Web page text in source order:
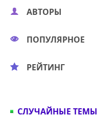
АВТОРЫ
ПОПУЛЯРНОЕ
РЕЙТИНГ
СЛУЧАЙНЫЕ ТЕМЫ